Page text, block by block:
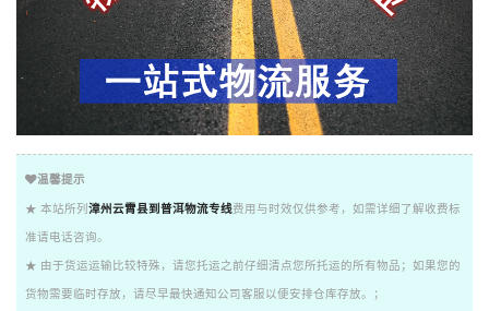
温馨提示
★ 本站所列 漳州云霄县到普洱物流专线费用与时效仅供参考，如需详细了解收费标
准请电话咨询。
★ 由于货运运输比较特殊，请您托运之前仔细清点您所托运的所有物品；如果您的
货物需要临时存放，请尽早最快通知公司客服以便安排仓库存放。；